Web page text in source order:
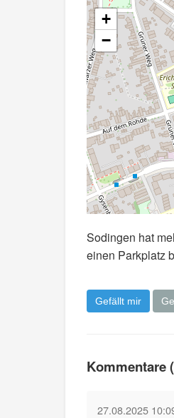
+
−
Sodingen hat
einen Parkplatz
Gefällt mir
Kommentare
27.08.2025